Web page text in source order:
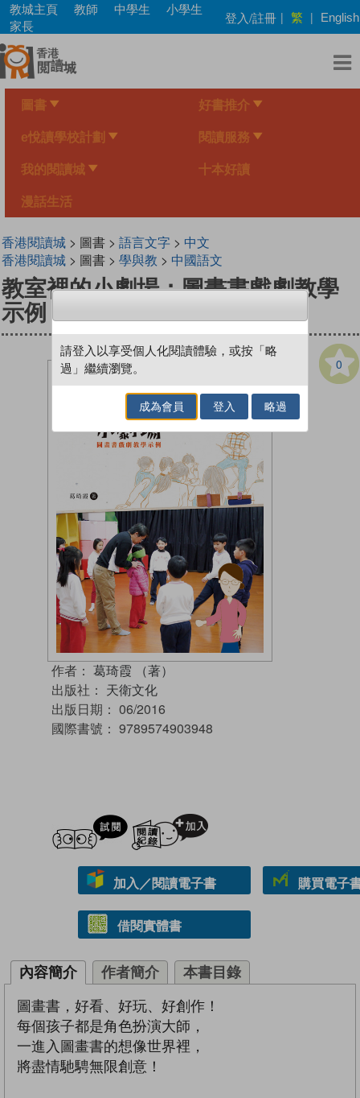
Skip
main
content
教城主頁 教師 中學生
小學生
家長
登入/註冊 | 繁 | English
圖書 好書推介
e悅讀學校計劃 閱讀服務
我的閱讀城 十本好讀
漫話生活
香港閱讀城> 圖書 > 語言文字> 中文
香港閱讀城> 圖書 > 學與教 > 中國語文
教室裡的小劇場：圖畫書戲劇教學
示例
0
作者： 葛琦霞 （著）
出版社： 天衛文化
出版日期： 06/2016
國際書號： 9789574903948
試閲
加入／閱讀電子書 購買電子
借閱實體書
內容簡介 作者簡介 本書目錄
圖畫書，好看、好玩、好創作！
每個孩子都是角色扮演大師，
一進入圖畫書的想像世界裡，
將盡情馳騁無限創意！
請登入以享受個人化閱讀體驗，或按「略
過」繼續瀏覽。
成為會員 登入 略過